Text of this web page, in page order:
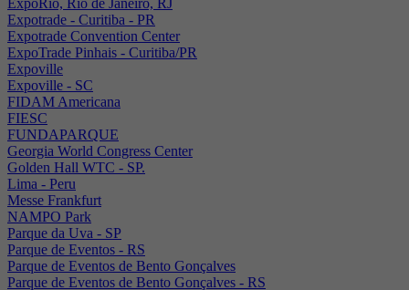
Expotrade - Curitiba - PR
Expotrade Convention Center
ExpoTrade Pinhais - Curitiba/PR
Expoville
Expoville - SC
FIDAM Americana
FIESC
FUNDAPARQUE
Georgia World Congress Center
Golden Hall WTC - SP.
Lima - Peru
Messe Frankfurt
NAMPO Park
Parque da Uva - SP
Parque de Eventos - RS
Parque de Eventos de Bento Gonçalves
Parque de Eventos de Bento Gonçalves - RS